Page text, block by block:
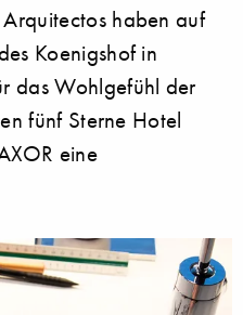
haben auf
Koenigshof in
das Wohlgefühl der
fünf Sterne Hotel
eine